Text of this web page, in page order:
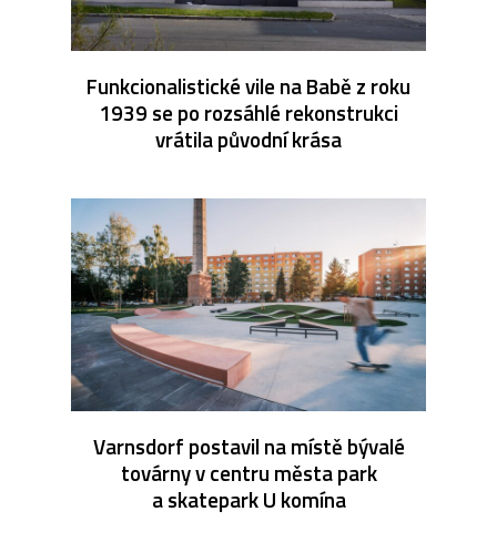
Funkcionalistické vile na Babě z roku
1939 se po rozsáhlé rekonstrukci
vrátila původní krása
Varnsdorf postavil na místě bývalé
továrny v centru města park
a skatepark U komína